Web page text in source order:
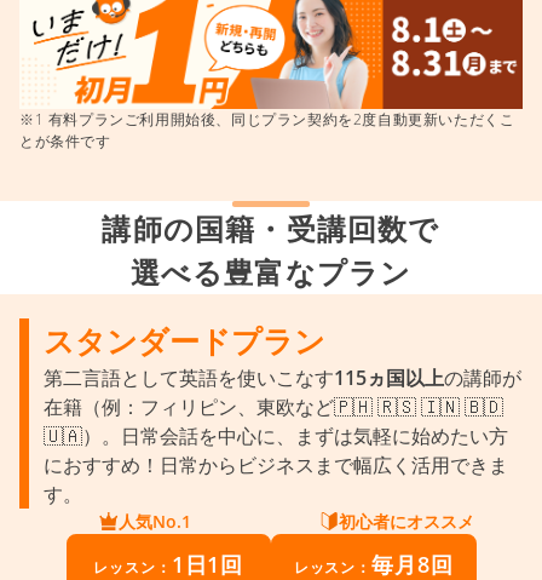
※1 有料プランご利用開始後、同じプラン契約を2度自動更新いただくこ
とが条件です
講師の国籍・受講回数で
選べる豊富なプラン
スタンダードプラン
第二言語として英語を使いこなす115ヵ国以上の講師が
在籍（例：フィリピン、東欧など🇵🇭 🇷🇸 🇮🇳 🇧🇩
🇺🇦）。日常会話を中心に、まずは気軽に始めたい方
におすすめ！日常からビジネスまで幅広く活用できま
す。
人気No.1 初心者にオススメ
レッスン： 1日1回 レッスン：毎月8回